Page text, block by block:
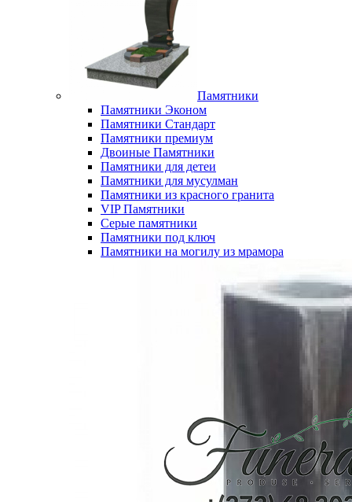
Памятники
Памятники Эконом
Памятники Стандарт
Памятники премиум
Двоиные Памятники
Памятники для детеи
Памятники для мусулман
Памятники из красного гранита
VIP Памятники
Серые памятники
Памятники под ключ
Памятники на могилу из мрамора